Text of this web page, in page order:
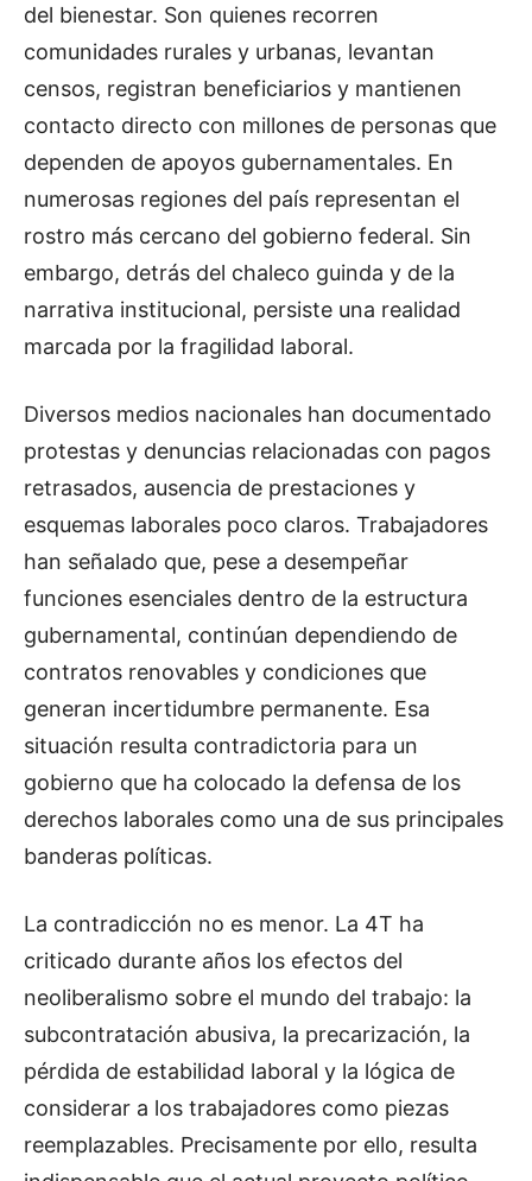
del bienestar. Son quienes recorren
comunidades rurales y urbanas, levantan
censos, registran beneficiarios y mantienen
contacto directo con millones de personas que
dependen de apoyos gubernamentales. En
numerosas regiones del país representan el
rostro más cercano del gobierno federal. Sin
embargo, detrás del chaleco guinda y de la
narrativa institucional, persiste una realidad
marcada por la fragilidad laboral.
Diversos medios nacionales han documentado
protestas y denuncias relacionadas con pagos
retrasados, ausencia de prestaciones y
esquemas laborales poco claros. Trabajadores
han señalado que, pese a desempeñar
funciones esenciales dentro de la estructura
gubernamental, continúan dependiendo de
contratos renovables y condiciones que
generan incertidumbre permanente. Esa
situación resulta contradictoria para un
gobierno que ha colocado la defensa de los
derechos laborales como una de sus principales
banderas políticas.
La contradicción no es menor. La 4T ha
criticado durante años los efectos del
neoliberalismo sobre el mundo del trabajo: la
subcontratación abusiva, la precarización, la
pérdida de estabilidad laboral y la lógica de
considerar a los trabajadores como piezas
reemplazables. Precisamente por ello, resulta